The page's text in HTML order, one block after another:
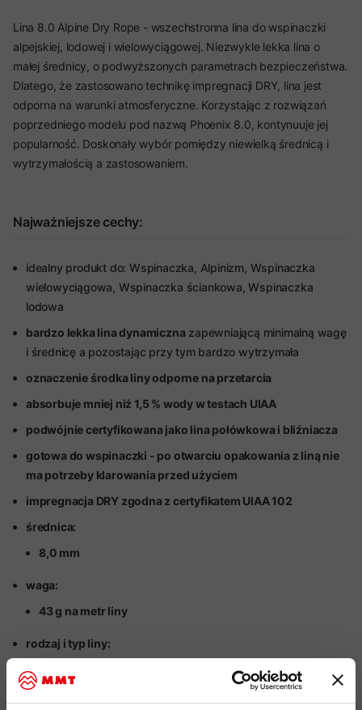
Lina 8.0 Alpine Dry Rope - wszechstronna lina do wspinaczki
alpejskiej, lodowej i wielowyciągowej. Niezwykle lekka lina o
małej średnicy, o podwyższonych parametrach bezpieczeństwa.
Dlatego, że zastosowano technikę impregnacji DRY, lina jest
odporna na warunki atmosferyczne. Korzystając z rozwiązań
poprzedniego modelu pod nazwą Phoenix 8.0, kontynuuje jej
popularność. Doskonały wybór pomiędzy niewielką średnicą i
wytrzymałością a zastosowaniem.
Najważniejsze cechy:
idealny produkt do: Wspinaczka, Alpinizm, Wspinaczka
wielowyciągowa, Wspinaczka ściankowa, Wspinaczka
lodowa
bardzo lekka lina dynamiczna zapewniającą minimalną wagę
i średnicę a pozostając przy tym bardzo wytrzymała
oznaczenie środka liny odporne na przetarcia
absorbuje mniej niż 1,5 % wody w testach UIAA
podwójnie certyfikowana jako lina połówkowa i bliźniacza
gotowa do wspinaczki - po otwarciu opakowania z liną nie
ma potrzeby klarowania przed użyciem
impregnacja DRY zgodna z certyfikatem UIAA 102
średnica:
8,0 mm
waga:
43 g na metr liny
rodzaj i typ liny:
dynamiczna, połówkowa i bliźniacza
impregnacja liny: